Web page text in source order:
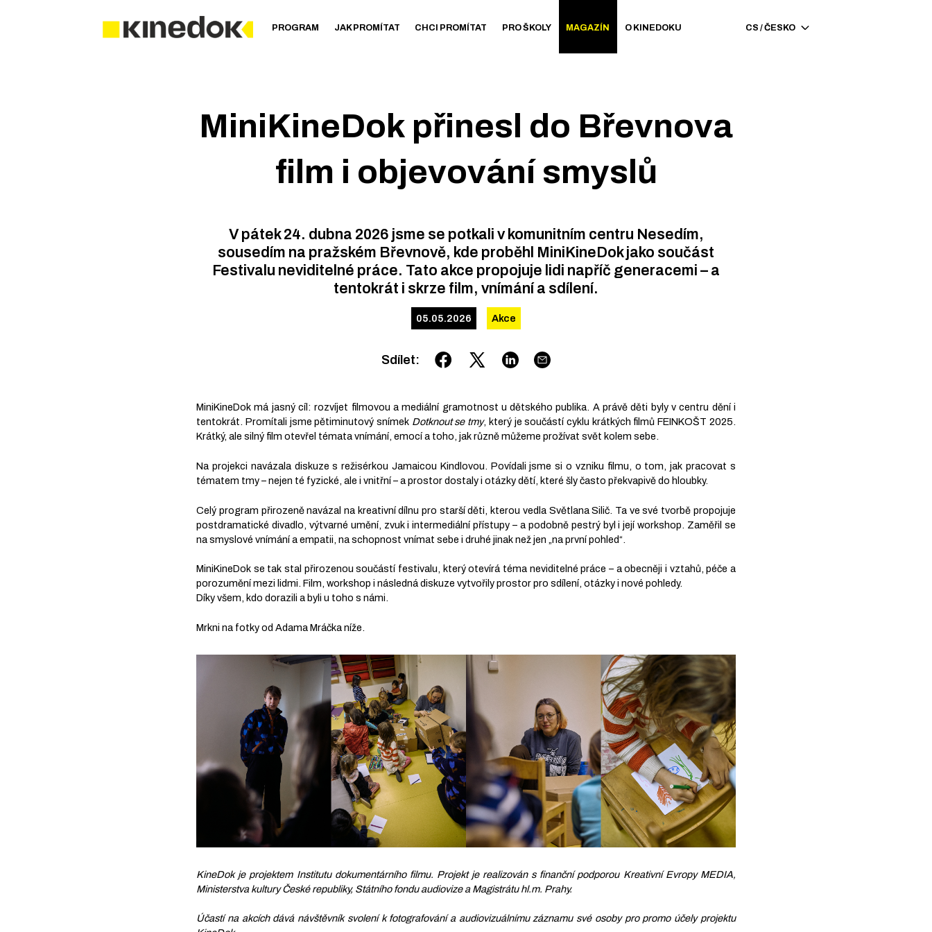
PROGRAM JAK PROMÍTAT CHCI PROMÍTAT PRO ŠKOLY MAGAZÍN O KINEDOKU CS /ČESKO
MiniKineDok přinesl do Břevnova
film i objevování smyslů
V pátek 24. dubna 2026 jsme se potkali v komunitním centru Nesedím,
sousedím na pražském Břevnově, kde proběhl MiniKineDok jako součást
Festivalu neviditelné práce. Tato akce propojuje lidi napříč generacemi – a
tentokrát i skrze film, vnímání a sdílení.
05.05.2026 Akce
Sdílet:
MiniKineDok má jasný cíl: rozvíjet filmovou a mediální gramotnost u dětského publika. A právě děti byly v centru dění i
tentokrát. Promítali jsme pětiminutový snímek Dotknout se tmy, který je součástí cyklu krátkých filmů FEINKOŠT 2025.
Krátký, ale silný film otevřel témata vnímání, emocí a toho, jak různě můžeme prožívat svět kolem sebe.
Na projekci navázala diskuze s režisérkou Jamaicou Kindlovou. Povídali jsme si o vzniku filmu, o tom, jak pracovat s
tématem tmy – nejen té fyzické, ale i vnitřní – a prostor dostaly i otázky dětí, které šly často překvapivě do hloubky.
Celý program přirozeně navázal na kreativní dílnu pro starší děti, kterou vedla Světlana Silič. Ta ve své tvorbě propojuje
postdramatické divadlo, výtvarné umění, zvuk i intermediální přístupy – a podobně pestrý byl i její workshop. Zaměřil se
na smyslové vnímání a empatii, na schopnost vnímat sebe i druhé jinak než jen „na první pohled“.
MiniKineDok se tak stal přirozenou součástí festivalu, který otevírá téma neviditelné práce – a obecněji i vztahů, péče a
porozumění mezi lidmi. Film, workshop i následná diskuze vytvořily prostor pro sdílení, otázky i nové pohledy.
Díky všem, kdo dorazili a byli u toho s námi.
Mrkni na fotky od Adama Mráčka níže.
KineDok je projektem Institutu dokumentárního filmu. Projekt je realizován s finanční podporou Kreativní Evropy MEDIA,
Ministerstva kultury České republiky, Státního fondu audiovize a Magistrátu hl.m. Prahy.
Účastí na akcích dává návštěvník svolení k fotografování a audiovizuálnímu záznamu své osoby pro promo účely projektu